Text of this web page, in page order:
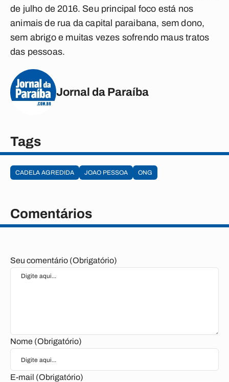
de julho de 2016. Seu principal foco está nos
animais de rua da capital paraibana, sem dono,
sem abrigo e muitas vezes sofrendo maus tratos
das pessoas.
Jornal da Paraíba
Tags
CADELA AGREDIDA JOAO PESSOA ONG
Comentários
Seu comentário (Obrigatório)
Nome (Obrigatório)
E-mail (Obrigatório)